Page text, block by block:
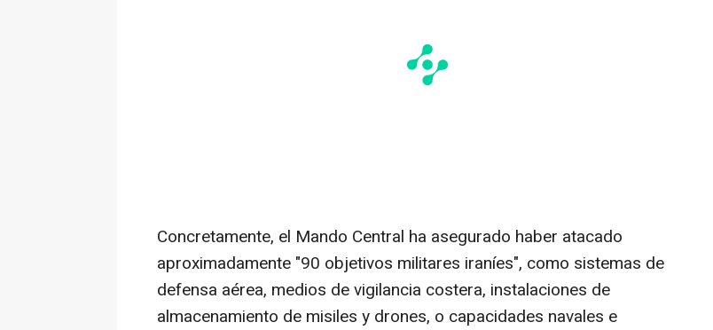
Concretamente, el Mando Central ha asegurado haber atacado
aproximadamente "90 objetivos militares iraníes", como sistemas de
defensa aérea, medios de vigilancia costera, instalaciones de
almacenamiento de misiles y drones, o capacidades navales e